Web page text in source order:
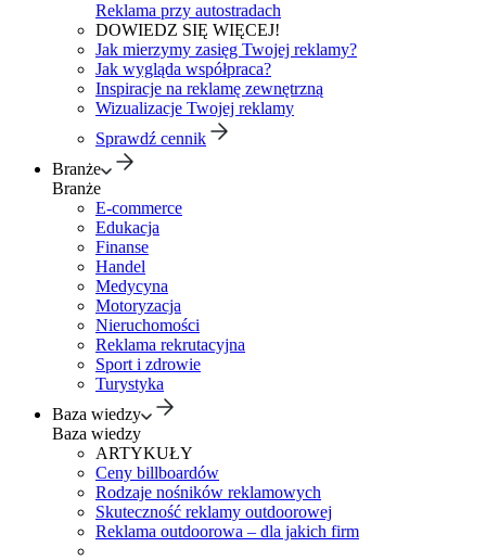
Reklama przy autostradach
DOWIEDZ SIĘ WIĘCEJ!
Jak mierzymy zasięg Twojej reklamy?
Jak wygląda współpraca?
Inspiracje na reklamę zewnętrzną
Wizualizacje Twojej reklamy
Sprawdź cennik
Branże
Branże
E-commerce
Edukacja
Finanse
Handel
Medycyna
Motoryzacja
Nieruchomości
Reklama rekrutacyjna
Sport i zdrowie
Turystyka
Baza wiedzy
Baza wiedzy
ARTYKUŁY
Ceny billboardów
Rodzaje nośników reklamowych
Skuteczność reklamy outdoorowej
Reklama outdoorowa – dla jakich firm